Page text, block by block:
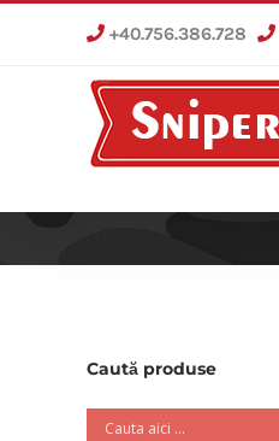
+40.756.386.728
Caută produse